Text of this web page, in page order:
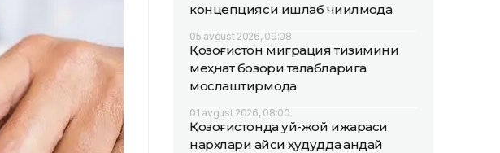
концепцияси ишлаб чиқилмоқда
05 avgust 2026, 09:08
Қозоғистон миграция тизимини
меҳнат бозори талабларига
мослаштирмоқда
01 avgust 2026, 08:00
Қозоғистонда уй-жой ижараси
нархлари қайси ҳудудда қандай